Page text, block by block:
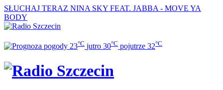
SŁUCHAJ TERAZ NINA SKY FEAT. JABBA - MOVE YA
BODY
23°C jutro 30°C pojutrze 32°C